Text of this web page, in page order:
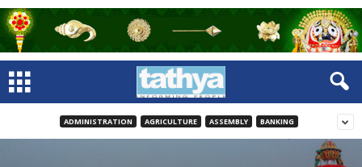
ADMINISTRATION AGRICULTURE ASSEMBLY BANKING